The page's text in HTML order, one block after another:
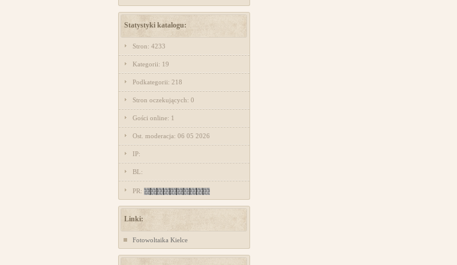
Statystyki katalogu:
Stron: 4233
Kategorii: 19
Podkategorii: 218
Stron oczekujących: 0
Gości online: 1
Ost. moderacja: 06 05 2026
IP:
BL:
PR:
Linki:
Fotowoltaika Kielce